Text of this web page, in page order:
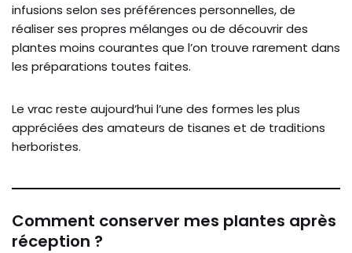
infusions selon ses préférences personnelles, de
réaliser ses propres mélanges ou de découvrir des
plantes moins courantes que l’on trouve rarement dans
les préparations toutes faites.
Le vrac reste aujourd’hui l’une des formes les plus
appréciées des amateurs de tisanes et de traditions
herboristes.
Comment conserver mes plantes après
réception ?